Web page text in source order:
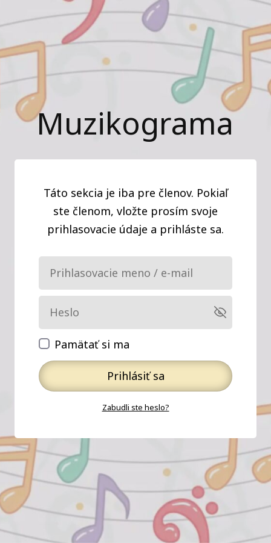
Muzikograma
Táto sekcia je iba pre členov. Pokiaľ
ste členom, vložte prosím svoje
prihlasovacie údaje a prihláste sa.
Pamätať si ma
Prihlásiť sa
Zabudli ste heslo?